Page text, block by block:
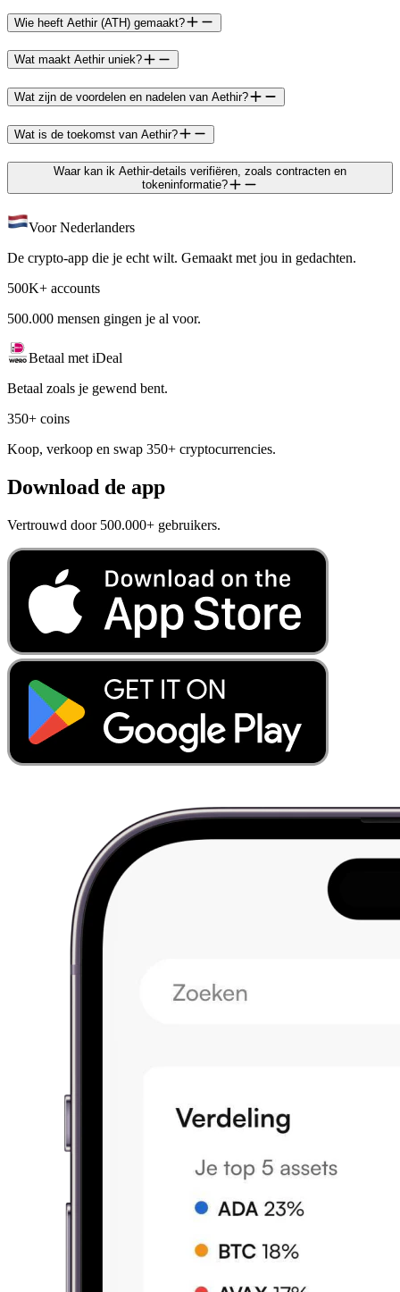
Wie heeft Aethir (ATH) gemaakt?
Wat maakt Aethir uniek?
Wat zijn de voordelen en nadelen van Aethir?
Wat is de toekomst van Aethir?
Waar kan ik Aethir-details verifiëren, zoals contracten en
tokeninformatie?
Voor Nederlanders
De crypto-app die je echt wilt. Gemaakt met jou in gedachten.
500K+ accounts
500.000 mensen gingen je al voor.
Betaal met iDeal
Betaal zoals je gewend bent.
350+ coins
Koop, verkoop en swap 350+ cryptocurrencies.
Download de app
Vertrouwd door 500.000+ gebruikers.